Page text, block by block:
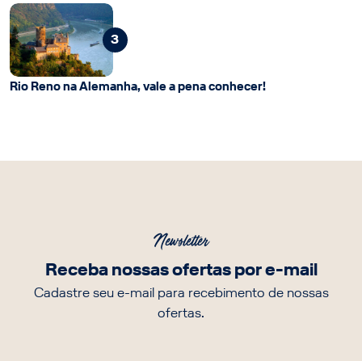
3
Rio Reno na Alemanha, vale a pena conhecer!
Newsletter
Receba nossas ofertas por e-mail
Cadastre seu e-mail para recebimento de nossas
ofertas.